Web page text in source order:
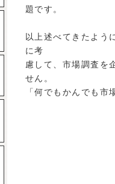
題です。
以上述べてきたよう
に考
慮して、市場調査を
せん。
「何でもかんでも